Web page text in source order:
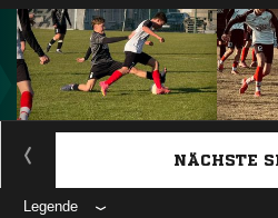
ANZEIGE
NÄCHSTE
Legende